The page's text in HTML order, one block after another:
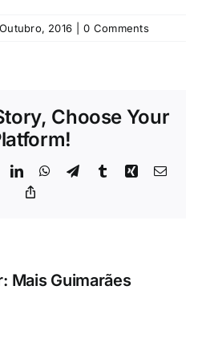
2016 0 Comments
Choose Your
LinkedInWhatsApp
TelegramTumblrXing Email
Mais Guimarães